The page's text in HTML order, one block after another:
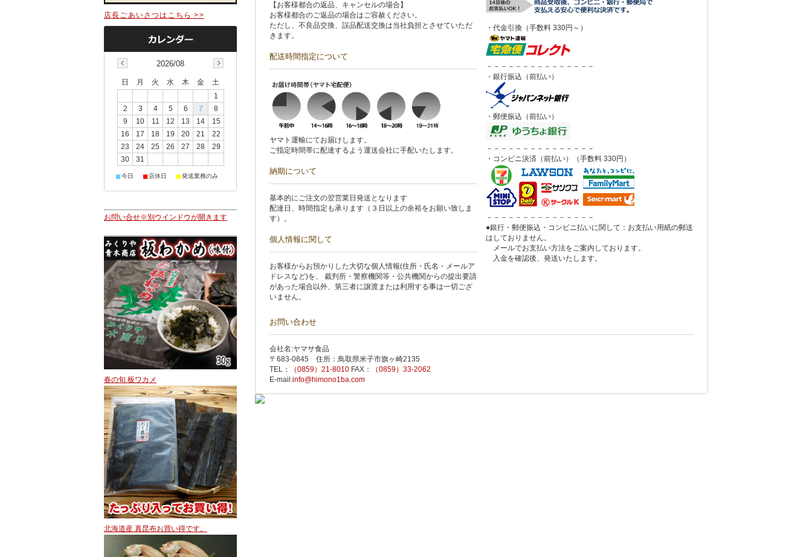
【お客様都合の返品、キャンセルの場合】
お客様都合のご返品の場合はご容赦ください。
ただし、不良品交換、誤品配送交換は当社負担とさせていただ
きます。
配送時間指定について
ヤマト運輸にてお届けします。
ご指定時間帯に配達するよう運送会社に手配いたします。
納期について
基本的にご注文の翌営業日発送となります
配達日、時間指定も承ります（３日以上の余裕をお願い致しま
す）。
個人情報に関して
お客様からお預かりした大切な個人情報(住所・氏名・メールア
ドレスなど)を、 裁判所・警察機関等・公共機関からの提出要請
があった場合以外、第三者に譲渡または利用する事は一切ござ
いません。
・代金引換（手数料 330円～）
－－－－－－－－－－－－－－－
・銀行振込（前払い）
・郵便振込（前払い）
－－－－－－－－－－－－－－－
・コンビニ決済（前払い）（手数料 330円）
－－－－－－－－－－－－－－－
●銀行・郵便振込・コンビニ払いに関して：お支払い用紙の郵送
はしておりません。
メールでお支払い方法をご案内しております。
入金を確認後、発送いたします。
お問い合わせ
会社名:ヤマサ食品
〒683-0845 住所：鳥取県米子市旗ヶ崎2135
TEL：
（0859）21-8010 FAX：
（0859）33-2062
E-mail:info@himono1ba.com
店長ごあいさつはこちら >>
2026/08
日 月 火 水 木 金
土
1
2
3 4 5 6 7
8
9
10 11 12 13 14
15
16
17 18 19 20 21
22
23
24 25 26 27 28
29
30
31
■今日 ■ 店休日 ■発送業務のみ
お問い合せ※別ウインドウが開きます
春の旬 板ワカメ
北海道産 真昆布お買い得です。